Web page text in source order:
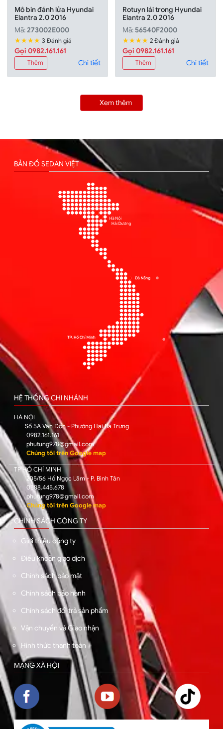
Mô bin đánh lửa Hyundai
Elantra 2.0 2016
Mã:273002E000
★★★★ 3 Đánh giá
Gọi 0982.161.161
Thêm Chi tiết
Rotuyn lái trong Hyundai
Elantra 2.0 2016
Mã: 56540F2000
★★★★ 2 Đánh giá
Gọi 0982.161.161
Thêm Chi tiết
Xem thêm
BẢN ĐỒ SEDAN VIỆT
HỆ THỐNG CHI NHÁNH
HÀ NỘI
Số 5A Vân Đồn - Phường Hai Bà Trưng
0982.161.161
phutung978@gmail.com
Chúng tôi trên Google map
TP HỒ CHÍ MINH
205/56 Hồ Ngọc Lãm - P. Bình Tân
0588.445.678
phutung978@gmail.com
Chúng tôi trên Google map
CHÍNH SÁCH CÔNG TY
Giới thiệu công ty
Điều khoản giao dịch
Chính sách bảo mật
Chính sách bảo hành
Chính sách đổi trả sản phẩm
Vận chuyển và Giao nhận
Hình thức thanh toán
MẠNG XÃ HỘI